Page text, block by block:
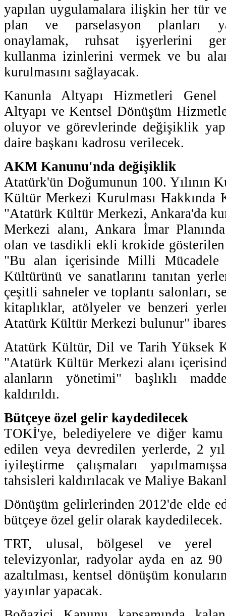
yapılan uygulamalara ilişkin her tür
plan ve parselasyon planları
onaylamak, ruhsat işyerlerini
kullanma izinlerini vermek ve bu
kurulmasını sağlayacak.
Kanunla Altyapı Hizmetleri Genel
Altyapı ve Kentsel Dönüşüm
oluyor ve görevlerinde değişiklik
daire başkanı kadrosu verilecek.
AKM Kanunu'nda değişiklik
Atatürk'ün Doğumunun 100. Yılının
Kültür Merkezi Kurulması Hakkında
"Atatürk Kültür Merkezi, Ankara'da
Merkezi alanı, Ankara İmar
olan ve tasdikli ekli krokide
"Bu alan içerisinde Milli
Kültürünü ve sanatlarını tanıtan
çeşitli sahneler ve toplantı salonları,
kitaplıklar, atölyeler ve benzeri
Atatürk Kültür Merkezi bulunur"
Atatürk Kültür, Dil ve Tarih Yüksek
"Atatürk Kültür Merkezi alanı
alanların yönetimi" başlıklı
kaldırıldı.
Bütçeye özel gelir kaydedilecek
TOKİ'ye, belediyelere ve diğer kamu
edilen veya devredilen yerlerde, 2
iyileştirme çalışmaları
tahsisleri kaldırılacak ve Maliye
Dönüşüm gelirlerinden 2012'de elde
bütçeye özel gelir olarak kaydedilecek.
TRT, ulusal, bölgesel ve yerel
televizyonlar, radyolar ayda en az
azaltılması, kentsel dönüşüm
yayınlar yapacak.